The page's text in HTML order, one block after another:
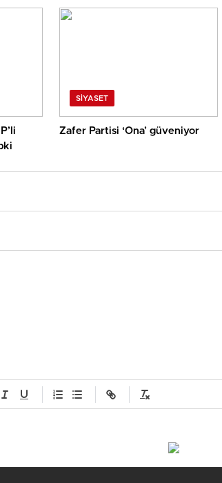
SIYASET
Zafer Partisi ‘Ona’ güveniyor